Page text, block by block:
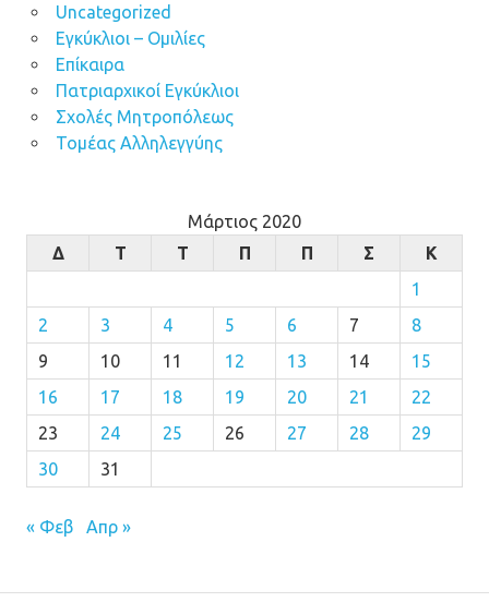
Uncategorized
Εγκύκλιοι – Ομιλίες
Επίκαιρα
Πατριαρχικοί Εγκύκλιοι
Σχολές Μητροπόλεως
Τομέας Αλληλεγγύης
Μάρτιος 2020
Δ
Τ Τ Π Π Σ
Κ
1
2
3 4 5 6 7
8
9
10 11 12 13 14
15
16
17 18 19 20 21
22
23
24 25 26 27 28
29
30
31
« Φεβ Απρ »